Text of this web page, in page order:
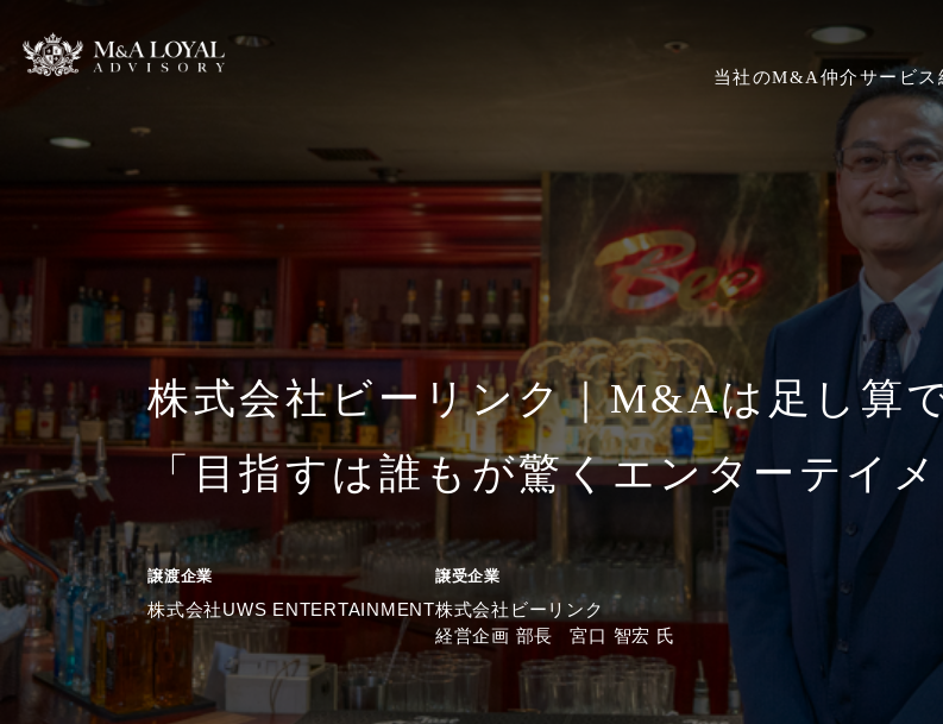
当社のM&A仲介サービス
株式会社ビーリンク｜M&Aは足し算
「目指すは誰もが驚くエンターテイメ
譲渡企業
株式会社UWS ENTERTAINMENT
譲受企業
株式会社ビーリンク
経営企画 部長 宮口 智宏 氏